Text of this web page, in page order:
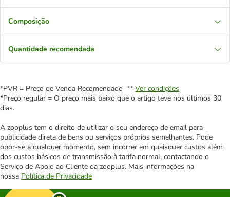
Composição
Quantidade recomendada
*PVR = Preço de Venda Recomendado ** Ver condições
*Preço regular = O preço mais baixo que o artigo teve nos últimos 30
dias.
A zooplus tem o direito de utilizar o seu endereço de email para
publicidade direta de bens ou serviços próprios semelhantes. Pode
opor-se a qualquer momento, sem incorrer em quaisquer custos além
dos custos básicos de transmissão à tarifa normal, contactando o
Serviço de Apoio ao Cliente da zooplus. Mais informações na
nossa Política de Privacidade